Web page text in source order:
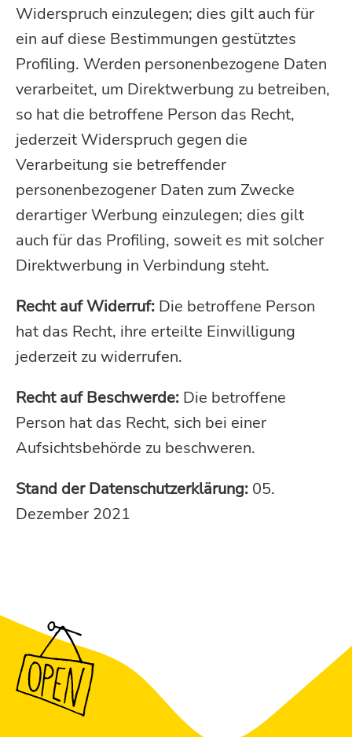
Widerspruch einzulegen; dies gilt auch für
ein auf diese Bestimmungen gestütztes
Profiling. Werden personenbezogene Daten
verarbeitet, um Direktwerbung zu betreiben,
so hat die betroffene Person das Recht,
jederzeit Widerspruch gegen die
Verarbeitung sie betreffender
personenbezogener Daten zum Zwecke
derartiger Werbung einzulegen; dies gilt
auch für das Profiling, soweit es mit solcher
Direktwerbung in Verbindung steht.
Recht auf Widerruf: Die betroffene Person
hat das Recht, ihre erteilte Einwilligung
jederzeit zu widerrufen.
Recht auf Beschwerde: Die betroffene
Person hat das Recht, sich bei einer
Aufsichtsbehörde zu beschweren.
Stand der Datenschutzerklärung: 05.
Dezember 2021